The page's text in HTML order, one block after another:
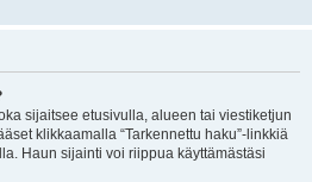
sijaitsee etusivulla, alueen tai viestiketjun
klikkaamalla “Tarkennettu haku”-linkkiä
Haun sijainti voi riippua käyttämästäsi